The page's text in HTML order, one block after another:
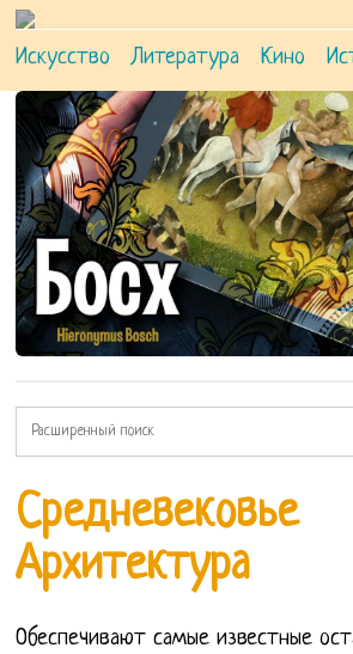
Искусство Литература Кино
Средневековье
Архитектура
Обеспечивают самые известные